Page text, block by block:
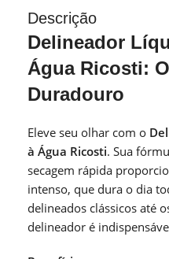
Descrição
Delineador
Água Ricosti:
Duradouro
Eleve seu olhar com o
à Água Ricosti. Sua
secagem rápida
intenso, que dura o dia
delineados clássicos até
delineador é